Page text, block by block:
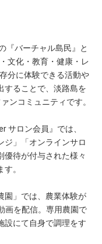
『バーチャル島民』と
文化・教育・健康・レ
分に体験できる活動や
することで、淡路島を
ンコミュニティです。
サロン会員』では、
ジ」「オンラインサロ
優待が付与された様々
。
園」では、農業体験が
画を配信。専用農園で
設にて自身で調理をす